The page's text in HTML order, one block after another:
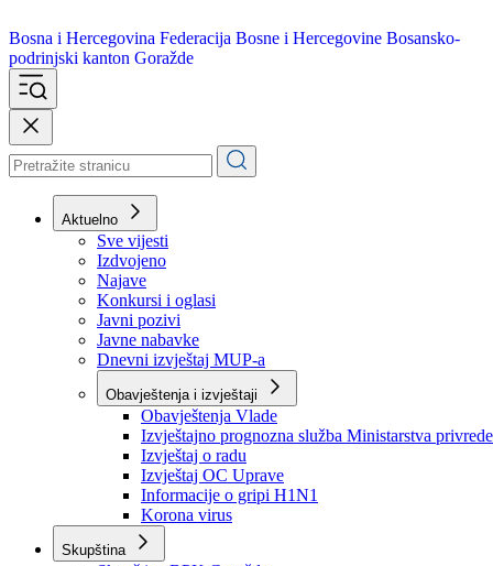
Bosna i Hercegovina
podrinjski kanton Goražde
Aktuelno
Sve vijesti
Izdvojeno
Najave
Konkursi i oglasi
Javni pozivi
Javne nabavke
Dnevni izvještaj MUP-a
Obavještenja i izvještaji
Obavještenja Vlade
Izvještajno prognozna služba Ministarstva privrede
Izvještaj o radu
Izvještaj OC Uprave
Informacije o gripi H1N1